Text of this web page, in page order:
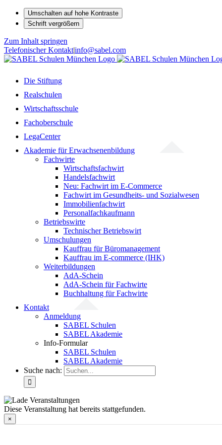
Umschalten auf hohe Kontraste
Schrift vergrößern
Zum Inhalt springen
Telefonischer Kontakt|info@sabel.com
Die Stiftung
Realschulen
Wirtschaftsschule
Fachoberschule
LegaCenter
Akademie für Erwachsenenbildung
Fachwirte
Wirtschaftsfachwirt
Handelsfachwirt
Neu: Fachwirt im E-Commerce
Fachwirt im Gesundheits- und Sozialwesen
Immobilienfachwirt
Personalfachkaufmann
Betriebswirte
Technischer Betriebswirt
Umschulungen
Kauffrau für Büromanagement
Kauffrau im E-commerce (IHK)
Weiterbildungen
AdA-Schein
AdA-Schein für Fachwirte
Buchhaltung für Fachwirte
Kontakt
Anmeldung
SABEL Schulen
SABEL Akademie
Info-Formular
SABEL Schulen
SABEL Akademie
Suche nach:
Diese Veranstaltung hat bereits stattgefunden.
×